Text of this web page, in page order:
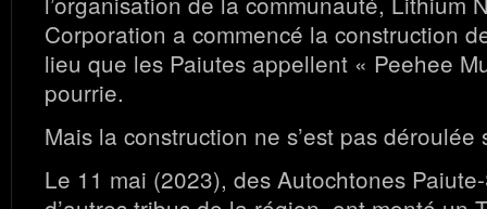
Corporation a commencé la construction
lieu que les Paiutes appellent « Peehee
pourrie.
Mais la construction ne s’est pas
Le 11 mai (2023), des Autochtones